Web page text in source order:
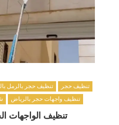
تنظيف حجر تنظيف حجر بالرمل
تنظيف واجهات حجر بالرياض
تنظيف الواجهات